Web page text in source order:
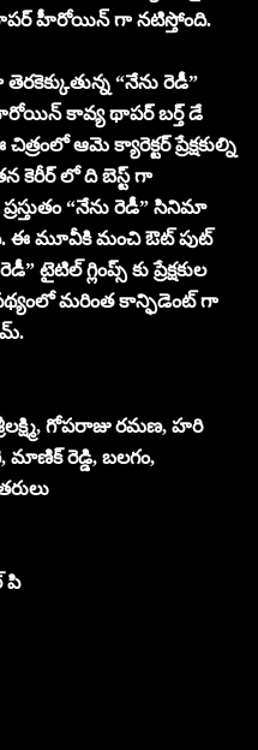
థాపర్ హీరోయిన్ గా నటిస్తోంది.
“నేను రెడీ”
కావ్య థాపర్ బర్త్ డే
ఆమె క్యారెక్టర్ ప్రేక్షకుల్ని
కెరీర్ లో ది బెస్ట్ గా
“నేను రెడీ” సినిమా
ఈ మూవీకి మంచి ఔట్ పుట్
టైటిల్ గ్లింప్స్ కు ప్రేక్షకుల
మరింత కాన్ఫిడెంట్ గా
గోపరాజు రమణ, హరి
రెడ్డి, బలగం,
పి